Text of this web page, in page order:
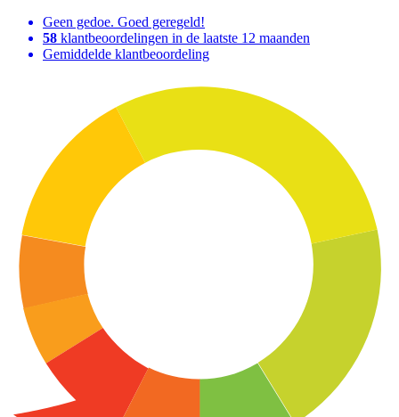
Geen gedoe. Goed geregeld!
58 klantbeoordelingen in de laatste 12 maanden
Gemiddelde klantbeoordeling